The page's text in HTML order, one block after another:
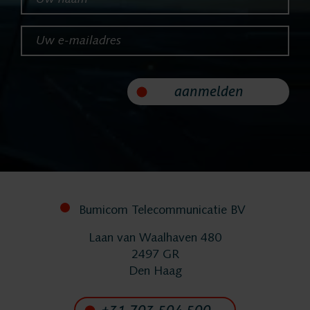
Producten
ASC
Storavox
LeapXpert
Nexidia
Projecten
Uw e-mailadres*
aanmelden
Bumicom Telecommunicatie BV
Laan van Waalhaven 480
2497 GR
Den Haag